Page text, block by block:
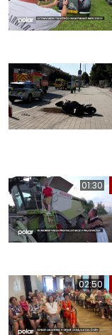
01:30
02:50